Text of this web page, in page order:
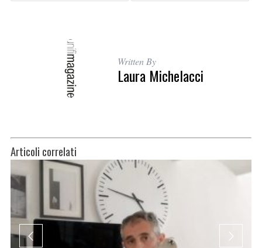
Written By
Laura Michelacci
Articoli correlati